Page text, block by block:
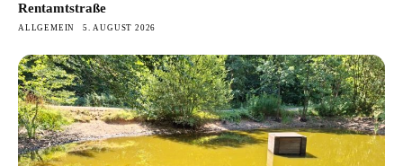
Rentamtstraße
ALLGEMEIN 5. AUGUST 2026